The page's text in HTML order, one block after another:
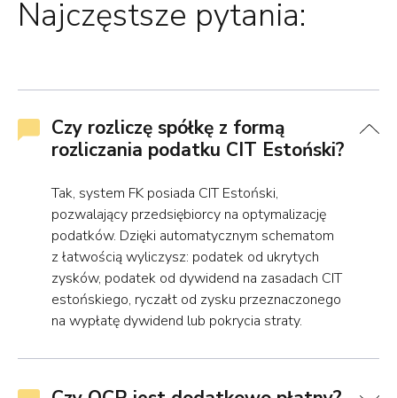
Najczęstsze pytania:
Czy rozliczę spółkę z formą
rozliczania podatku CIT Estoński?
Tak, system FK posiada CIT Estoński,
pozwalający przedsiębiorcy na optymalizację
podatków. Dzięki automatycznym schematom
z łatwością wyliczysz: podatek od ukrytych
zysków, podatek od dywidend na zasadach CIT
estońskiego, ryczałt od zysku przeznaczonego
na wypłatę dywidend lub pokrycia straty.